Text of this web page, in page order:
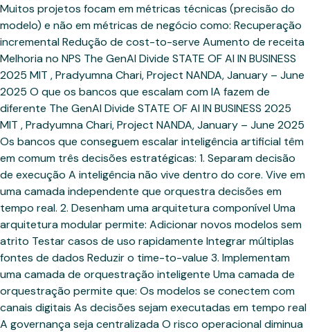
Muitos projetos focam em métricas técnicas (precisão do
modelo) e não em métricas de negócio como: Recuperação
incremental Redução de cost-to-serve Aumento de receita
Melhoria no NPS The GenAI Divide STATE OF AI IN BUSINESS
2025 MIT , Pradyumna Chari, Project NANDA, January – June
2025 O que os bancos que escalam com IA fazem de
diferente The GenAI Divide STATE OF AI IN BUSINESS 2025
MIT , Pradyumna Chari, Project NANDA, January – June 2025
Os bancos que conseguem escalar inteligência artificial têm
em comum três decisões estratégicas: 1. Separam decisão
de execução A inteligência não vive dentro do core. Vive em
uma camada independente que orquestra decisões em
tempo real. 2. Desenham uma arquitetura componível Uma
arquitetura modular permite: Adicionar novos modelos sem
atrito Testar casos de uso rapidamente Integrar múltiplas
fontes de dados Reduzir o time-to-value 3. Implementam
uma camada de orquestração inteligente Uma camada de
orquestração permite que: Os modelos se conectem com
canais digitais As decisões sejam executadas em tempo real
A governança seja centralizada O risco operacional diminua